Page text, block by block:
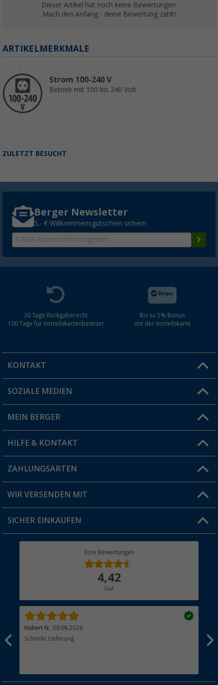
Dieser Artikel hat noch keine Bewertungen.
Mach den Anfang - deine Bewertung zählt!
ARTIKELMERKMALE
Strom 100-240 V
Betrieb mit 100 bis 240 Volt
ZULETZT BESUCHT
Berger Newsletter
5,- € Willkommensgutschein sichern
30 Tage Rückgaberecht
100 Tage für Vorteilskartenbesitzer
Bis zu 5% Bonus
mit der Vorteilskarte
KONTAKT
Du hast eine Frage?
Filiale finden
SOZIALE MEDIEN
MEIN BERGER
Vorteilskarte
Blog
Jobs & Karriere
HILFE & KONTAKT
FAQ & Kontakt
Versandinformationen
Rücksendung
ZAHLUNGSARTEN
WIR VERSENDEN MIT
SICHER EINKAUFEN
Eure Bewertungen
4,42
Gut
Hubert N. 09.08.2026
Schnelle Lieferung